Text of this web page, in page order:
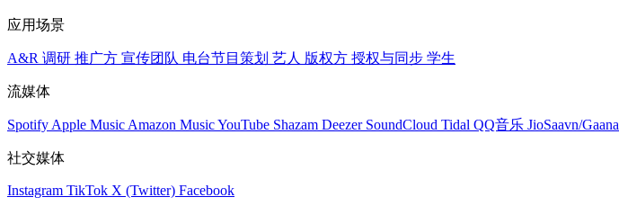
应用场景
A&R 调研 推广方 宣传团队 电台节目策划 艺人 版权方 授权与同步 学生
流媒体
Spotify Apple Music Amazon MusicYouTube Shazam Deezer SoundCloud Tidal QQ音乐 JioSaavn/Gaana
社交媒体
Instagram TikTok X (Twitter) Facebook